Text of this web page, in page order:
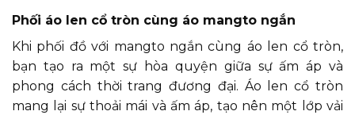
Phối áo len cổ tròn cùng áo mangto ngắn
Khi phối đồ với mangto ngắn cùng áo len cổ tròn,
bạn tạo ra một sự hòa quyện giữa sự ấm áp và
phong cách thời trang đương đại. Áo len cổ tròn
mang lại sự thoải mái và ấm áp, tạo nên một lớp vải